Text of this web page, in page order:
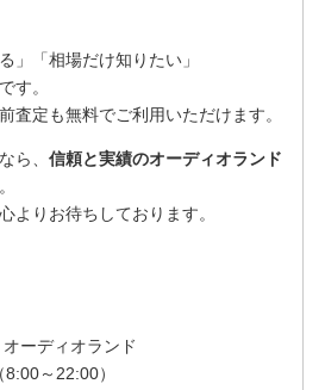
」「相場だけ知りたい」
す。
査定も無料でご利用いただけます。
ら、 信頼と実績のオーディオランド
よりお待ちしております。
ーディオランド
～22:00）